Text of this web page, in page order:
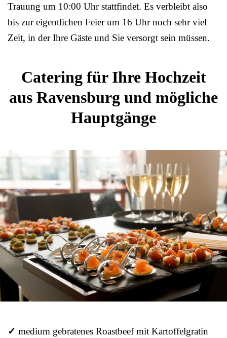
Trauung um 10:00 Uhr stattfindet. Es verbleibt also
bis zur eigentlichen Feier um 16 Uhr noch sehr viel
Zeit, in der Ihre Gäste und Sie versorgt sein müssen.
Catering für Ihre Hochzeit
aus Ravensburg und mögliche
Hauptgänge
✓ medium gebratenes Roastbeef mit Kartoffelgratin